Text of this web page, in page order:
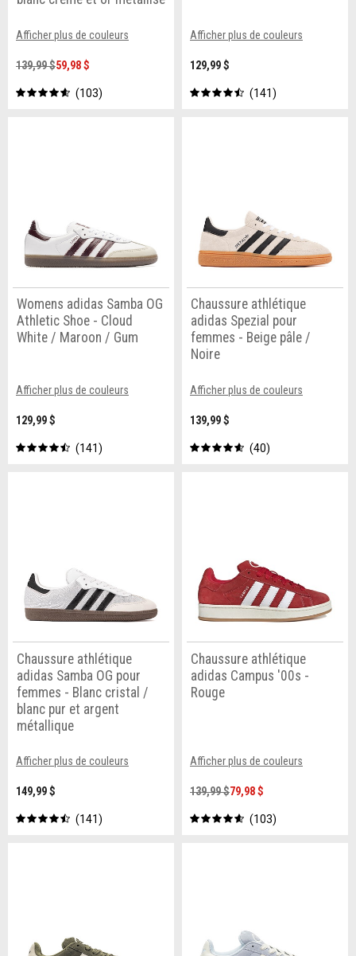
Afficher plus de couleurs
139,99 $59,98 $
103
Afficher plus de couleurs
129,99 $
141
Womens adidas Samba OG
Athletic Shoe - Cloud
White / Maroon / Gum
Afficher plus de couleurs
129,99 $
141
Chaussure athlétique
adidas Spezial pour
femmes - Beige pâle /
Noire
Afficher plus de couleurs
139,99 $
40
Chaussure athlétique
adidas Samba OG pour
femmes - Blanc cristal /
blanc pur et argent
métallique
Afficher plus de couleurs
149,99 $
141
Chaussure athlétique
adidas Campus '00s -
Rouge
Afficher plus de couleurs
139,99 $79,98 $
103